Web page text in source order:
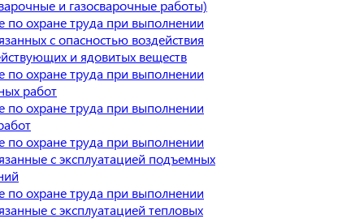
и газосварочные работы)
по охране труда при выполнении
с опасностью воздействия
и ядовитых веществ
по охране труда при выполнении
работ
по охране труда при выполнении
по охране труда при выполнении
с эксплуатацией подъемных
по охране труда при выполнении
с эксплуатацией тепловых